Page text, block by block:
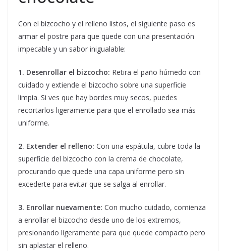
Con el bizcocho y el relleno listos, el siguiente paso es
armar el postre para que quede con una presentación
impecable y un sabor inigualable:
1. Desenrollar el bizcocho: Retira el paño húmedo con
cuidado y extiende el bizcocho sobre una superficie
limpia. Si ves que hay bordes muy secos, puedes
recortarlos ligeramente para que el enrollado sea más
uniforme.
2. Extender el relleno: Con una espátula, cubre toda la
superficie del bizcocho con la crema de chocolate,
procurando que quede una capa uniforme pero sin
excederte para evitar que se salga al enrollar.
3. Enrollar nuevamente: Con mucho cuidado, comienza
a enrollar el bizcocho desde uno de los extremos,
presionando ligeramente para que quede compacto pero
sin aplastar el relleno.